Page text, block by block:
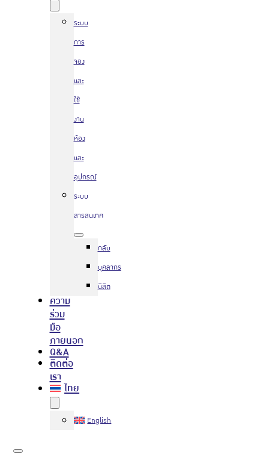
ระบบ
การ
จอง
และ
ใช้
งาน
ห้อง
และ
อุปกรณ์
ระบบ
สารสนเทศ
กลับ
บุคลากร
นิสิต
ความ
ร่วม
มือ
ภายนอก
Q&A
ติดต่อ
เรา
ไทย
English